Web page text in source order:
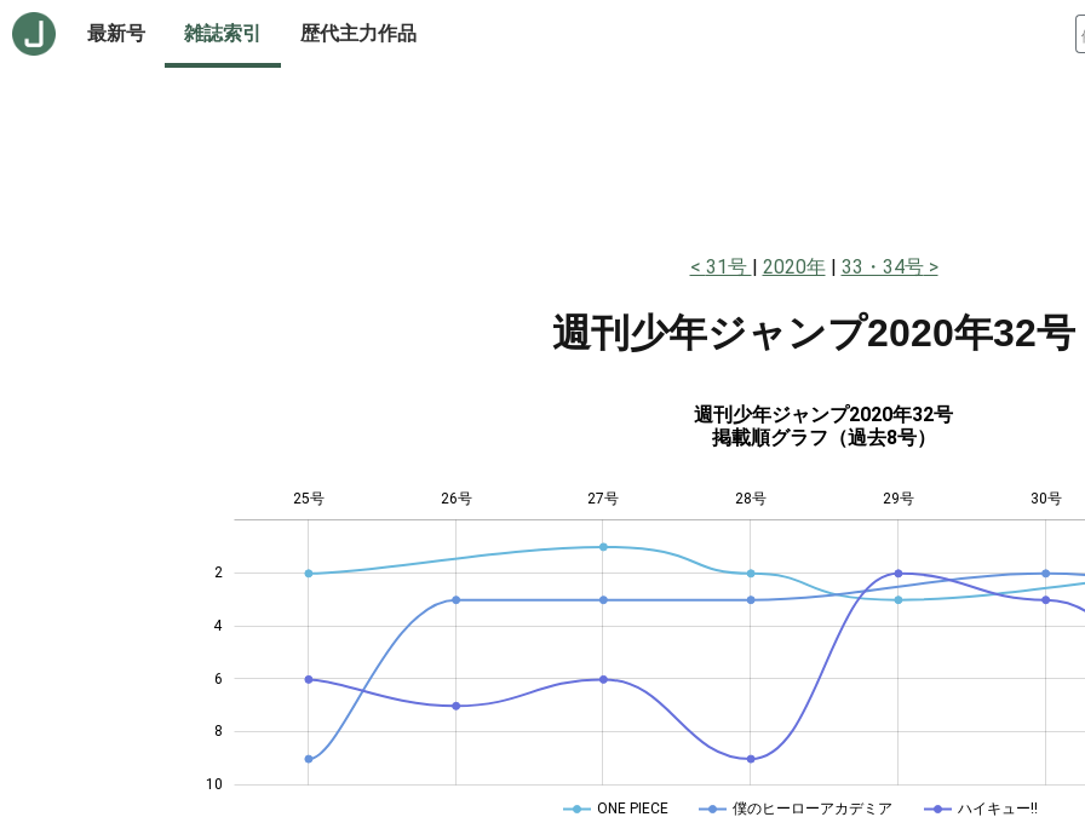
最新号 雑誌索引 歴代主力作品
31号 2020年 33・34号
週刊少年ジャンプ2020年32号
週刊少年ジャンプ2020年32号
掲載順グラフ（過去8号）
2
4
6
8
10
25号 26号 27号 28号 29号 30号
ONE PIECE 僕のヒーローアカデミア ハイキュー!!